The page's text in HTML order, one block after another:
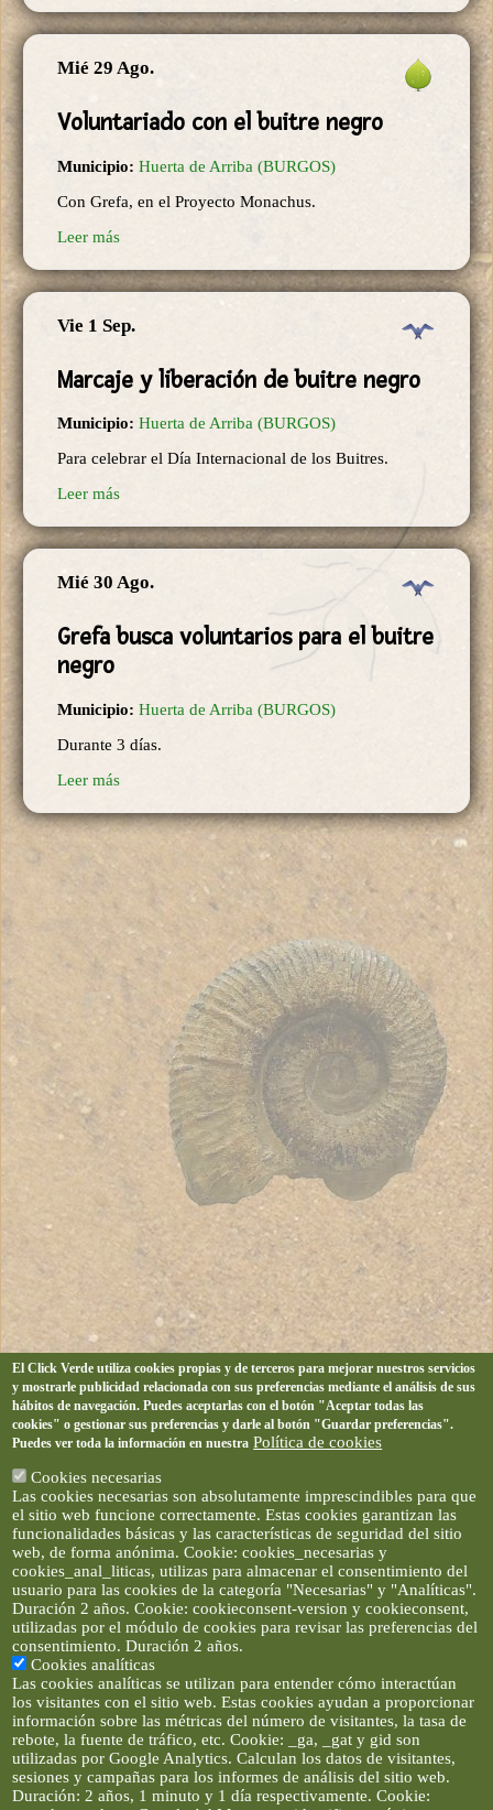
Mié 29 Ago.
Voluntariado con el buitre negro
Municipio: Huerta de Arriba (BURGOS)
Con Grefa, en el Proyecto Monachus.
Leer más
Vie 1 Sep.
Marcaje y liberación de buitre negro
Municipio: Huerta de Arriba (BURGOS)
Para celebrar el Día Internacional de los Buitres.
Leer más
Mié 30 Ago.
Grefa busca voluntarios para el buitre
negro
Municipio: Huerta de Arriba (BURGOS)
Durante 3 días.
Leer más
El Click Verde utiliza cookies propias y de terceros para mejorar nuestros servicios
y mostrarle publicidad relacionada con sus preferencias mediante el análisis de sus
hábitos de navegación. Puedes aceptarlas con el botón "Aceptar todas las
cookies" o gestionar sus preferencias y darle al botón "Guardar preferencias".
Puedes ver toda la información en nuestra Política de cookies
Cookies necesarias
Las cookies necesarias son absolutamente imprescindibles para que
el sitio web funcione correctamente. Estas cookies garantizan las
funcionalidades básicas y las características de seguridad del sitio
web, de forma anónima. Cookie: cookies_necesarias y
cookies_anal_liticas, utilizas para almacenar el consentimiento del
usuario para las cookies de la categoría "Necesarias" y "Analíticas".
Duración 2 años. Cookie: cookieconsent-version y cookieconsent,
utilizadas por el módulo de cookies para revisar las preferencias del
consentimiento. Duración 2 años.
Cookies analíticas
Las cookies analíticas se utilizan para entender cómo interactúan
los visitantes con el sitio web. Estas cookies ayudan a proporcionar
información sobre las métricas del número de visitantes, la tasa de
rebote, la fuente de tráfico, etc. Cookie: _ga, _gat y gid son
utilizadas por Google Analytics. Calculan los datos de visitantes,
sesiones y campañas para los informes de análisis del sitio web.
Duración: 2 años, 1 minuto y 1 día respectivamente. Cookie: